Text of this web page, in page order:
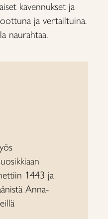
kavennukset ja
ja vertailtuina.
naurahtaa.
1443 ja
Anna-